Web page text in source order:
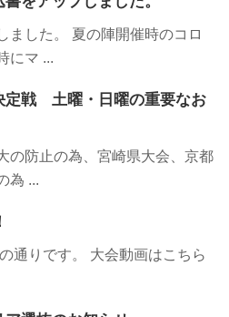
ました。 夏の陣開催時のコロ
にマ ...
定戦 土曜・日曜の重要なお
の防止の為、宮崎県大会、京都
為 ...
通りです。 大会動画はこちら